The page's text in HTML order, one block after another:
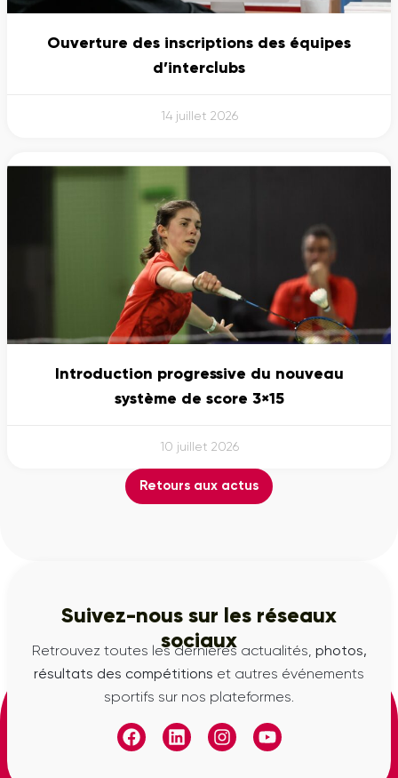
Ouverture des inscriptions des équipes
d’interclubs
14 juillet 2026
Introduction progressive du nouveau
système de score 3×15
10 juillet 2026
Retours aux actus
Suivez-nous sur les réseaux
sociaux
Retrouvez toutes les dernières actualités, photos,
résultats des compétitions et autres événements
sportifs sur nos plateformes.